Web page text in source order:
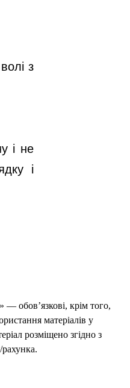
з
і не
і
— обов’язкові, крім того,
матеріалів у
розміщено згідно з